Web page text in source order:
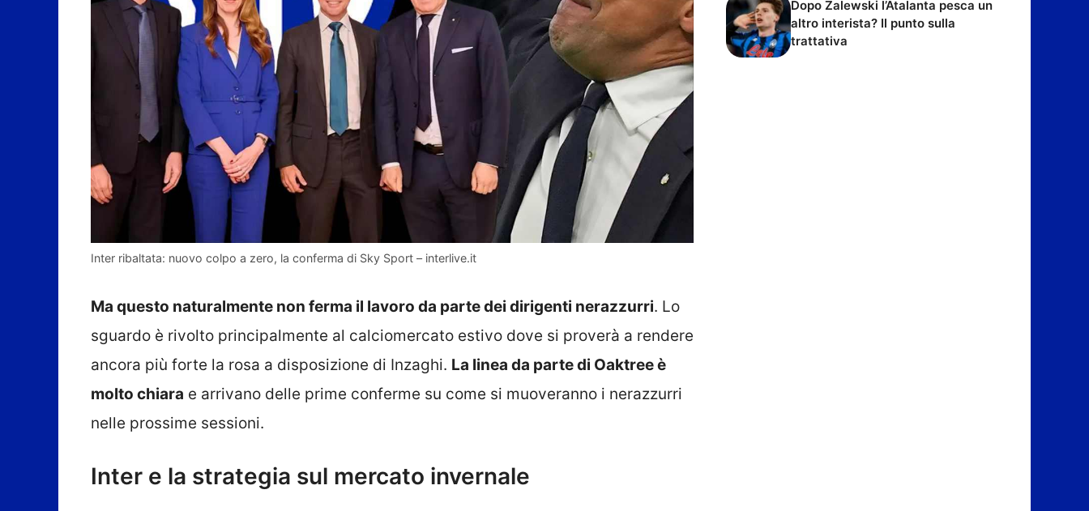
Inter ribaltata: nuovo colpo a zero, la conferma di Sky Sport – interlive.it
Ma questo naturalmente non ferma il lavoro da parte dei dirigenti nerazzurri. Lo
sguardo è rivolto principalmente al calciomercato estivo dove si proverà a rendere
ancora più forte la rosa a disposizione di Inzaghi. La linea da parte di Oaktree è
molto chiara e arrivano delle prime conferme su come si muoveranno i nerazzurri
nelle prossime sessioni.
Inter e la strategia sul mercato invernale
Dopo Zalewski l’Atalanta pesca un
altro interista? Il punto sulla
trattativa